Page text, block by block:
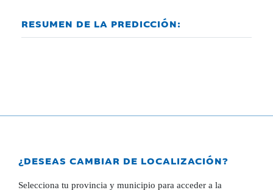
RESUMEN DE LA PREDICCIÓN:
¿DESEAS CAMBIAR DE LOCALIZACIÓN?
Selecciona tu provincia y municipio para acceder a la